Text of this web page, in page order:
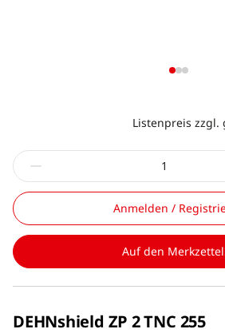
Listenpreis zzgl.
Anmelden /
Auf den Merkzettel
DEHNshield ZP 2 TNC 255